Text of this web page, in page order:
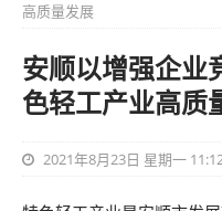
高质量发展
安顺以增强企业
色轻工产业高质
2021年8月23日 星期一